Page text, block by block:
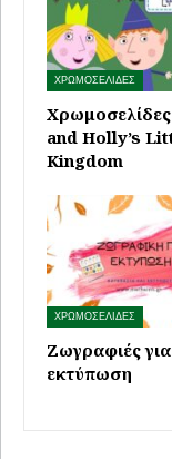
ΧΡΩΜΟΣΕΛΙΔΕΣ
and Holly’s
Kingdom
ΧΡΩΜΟΣΕΛΙΔΕΣ
Ζωγραφιές για
εκτύπωση